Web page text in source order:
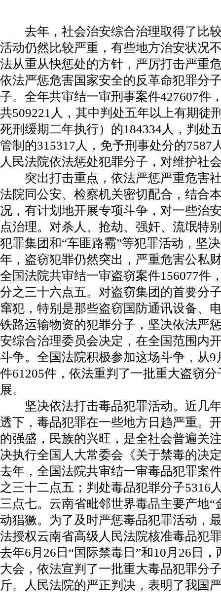
去年，社会治安综合治理取得了比较
活动仍然比较严重，有些地方治安状况
法从重从快惩处的方针，严厉打击严重
依法严惩危害国家安全的反革命犯罪分
子。全年共审结一审刑事案件427607件
共509221人，其中判处五年以上有期徒
死刑缓期二年执行）的184334人，判处
管制的315317人，免予刑事处分的7587
人民法院依法惩处犯罪分子，对维护社
突出打击重点，依法严惩严重危害社
法院同公安、检察机关密切配合，结合
况，有计划地开展专项斗争，对一些治
点治理。对杀人、抢劫、强奸、流氓特
犯罪集团和“车匪路霸”等犯罪活动，坚
年，盗窃犯罪仍然突出，严重危害公私
全国法院共审结一审盗窃案件156077件
分之三十六点五。对盗窃集团的首要分
窜犯，特别是那些盗窃国防通讯设备、
铁路运输物资的犯罪分子，坚决依法严
安综合治理委员会决定，在全国范围内
斗争。全国法院积极参加这场斗争，从
件61205件，依法重判了一批重大盗窃
展。
坚决依法打击毒品犯罪活动。近几年
透下，毒品犯罪在一些地方日趋严重。
的强盛，民族的兴旺，是全社会普遍关
决执行全国人大常委会《关于禁毒的决
去年，全国法院共审结一审毒品犯罪案
之三十二点五；判处毒品犯罪分子5316
三点七。云南省毗邻世界毒品主要产地“
动猖獗。为了及时严惩毒品犯罪活动，
法授权云南省高级人民法院核准毒品犯
去年6月26日“国际禁毒日”和10月26日
大会，依法宣判了一批重大毒品犯罪分
斤。人民法院的严正判决，表明了我国